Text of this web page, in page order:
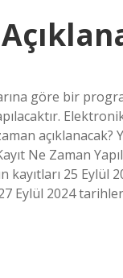
göre bir
açıklanacak?
Ne Zaman
25 Eylül
Eylül 2024